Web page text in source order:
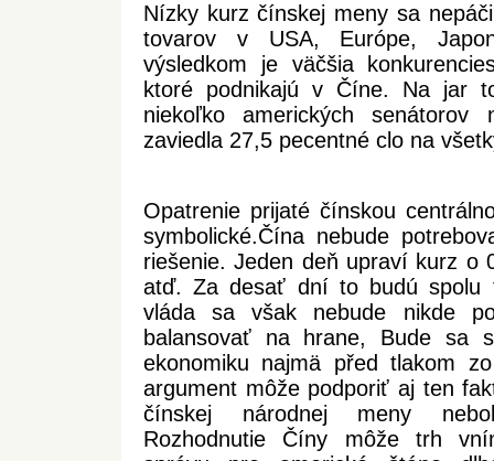
Nízky kurz čínskej meny sa
tovarov v USA, Európe,
výsledkom je väčšia
ktoré podnikajú v Číne. Na jar
niekoľko amerických senátorov
zaviedla 27,5 pecentné clo na
Opatrenie prijaté čínskou
symbolické.Čína nebude
riešenie. Jeden deň upraví kurz o
atď. Za desať dní to budú spolu
vláda sa však nebude nikde
balansovať na hrane, Bude sa
ekonomiku najmä před tlakom
argument môže podporiť aj ten
čínskej národnej meny
Rozhodnutie Číny môže trh